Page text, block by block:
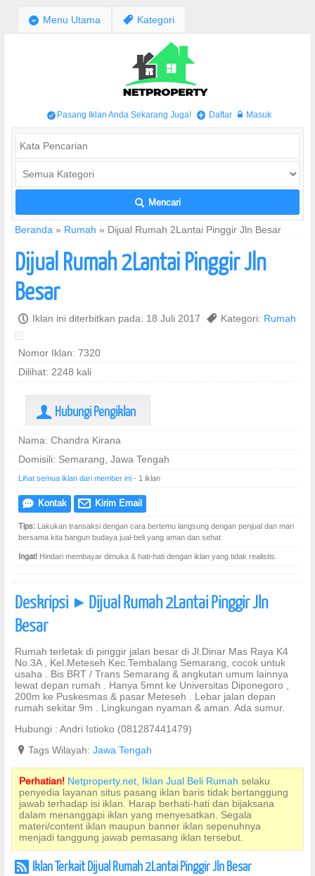
; Menu Utama , Kategori
/ Pasang Iklan Anda Sekarang Juga! + Daftar w Masuk
L Mencari
Beranda » Rumah » Dijual Rumah 2Lantai Pinggir Jln Besar
Dijual Rumah 2Lantai Pinggir Jln
Besar
P Iklan ini diterbitkan pada: 18 Juli 2017 , Kategori: Rumah
Nomor Iklan: 7320
Dilihat: 2248 kali
U Hubungi Pengiklan
Nama: Chandra Kirana
Domisili: Semarang, Jawa Tengah
Lihat semua iklan dari member ini - 1 iklan
e Kontak @ Kirim Email
Tips: Lakukan transaksi dengan cara bertemu langsung dengan penjual dan mari
bersama kita bangun budaya jual-beli yang aman dan sehat
Ingat! Hindari membayar dimuka & hati-hati dengan iklan yang tidak realistis.
Deskripsi ] Dijual Rumah 2Lantai Pinggir Jln
Besar
Rumah terletak di pinggir jalan besar di Jl.Dinar Mas Raya K4
No.3A , Kel.Meteseh Kec.Tembalang Semarang, cocok untuk
usaha . Bis BRT / Trans Semarang & angkutan umum lainnya
lewat depan rumah . Hanya 5mnt ke Universitas Diponegoro ,
200m ke Puskesmas & pasar Meteseh . Lebar jalan depan
rumah sekitar 9m . Lingkungan nyaman & aman. Ada sumur.
Hubungi : Andri Istioko (081287441479)
? Tags Wilayah: Jawa Tengah
Perhatian! Netproperty.net, Iklan Jual Beli Rumah selaku
penyedia layanan situs pasang iklan baris tidak bertanggung
jawab terhadap isi iklan. Harap berhati-hati dan bijaksana
dalam menanggapi iklan yang menyesatkan. Segala
materi/content iklan maupun banner iklan sepenuhnya
menjadi tanggung jawab pemasang iklan tersebut.
r Iklan Terkait Dijual Rumah 2Lantai Pinggir Jln Besar